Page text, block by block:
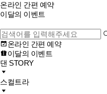
온라인 간편 예약
이달의 이벤트
온라인 간편 예약
이달의 이벤트
댄 STORY
스컬트라